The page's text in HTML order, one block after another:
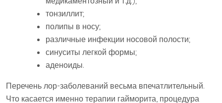
тонзиллит;
полипы в носу;
различные инфекции носовой полости;
синуситы легкой формы;
аденоиды.
Перечень лор-заболеваний весьма впечатлительный.
Что касается именно терапии гайморита, процедура